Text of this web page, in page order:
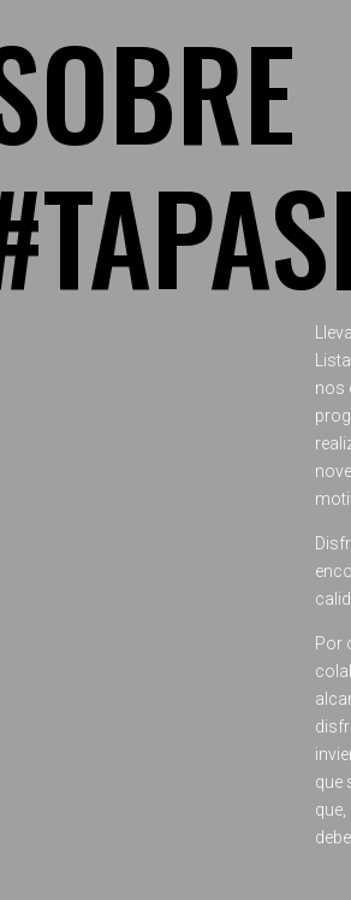
nos
Por
que